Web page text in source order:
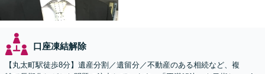
口座凍結解除
【丸太町駅徒歩8分】遺産分割／遺留分／不動産のある相続など、複